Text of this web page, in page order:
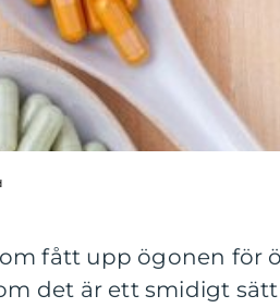
fått upp ögonen för
det är ett smidigt